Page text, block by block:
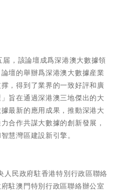
，該論壇成爲深港澳大數據領
壇的舉辦爲深港澳大數據産業
，得到了業界的一致好評和廣
旨在通過深港澳三地傑出的大
最新的應用成果，推動深港大
合作共謀大數據的創新發展，
慧灣區建設新引擎。
民政府駐香港特別行政區聯絡
駐澳門特別行政區聯絡辦公室